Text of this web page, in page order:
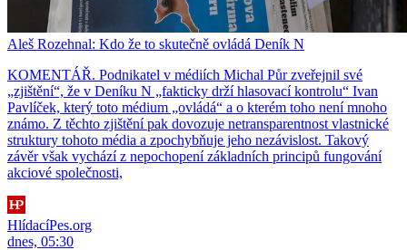
Aleš Rozehnal: Kdo že to skutečně ovládá Deník N
KOMENTÁŘ. Podnikatel v médiích Michal Půr zveřejnil své
„zjištění“, že v Deníku N „fakticky drží hlasovací kontrolu“ Ivan
Pavlíček, který toto médium „ovládá“ a o kterém toho není mnoho
známo. Z těchto zjištění pak dovozuje netransparentnost vlastnické
struktury tohoto média a zpochybňuje jeho nezávislost. Takový
závěr však vychází z nepochopení základních principů fungování
akciové společnosti,
HlídacíPes.org
dnes, 05:30